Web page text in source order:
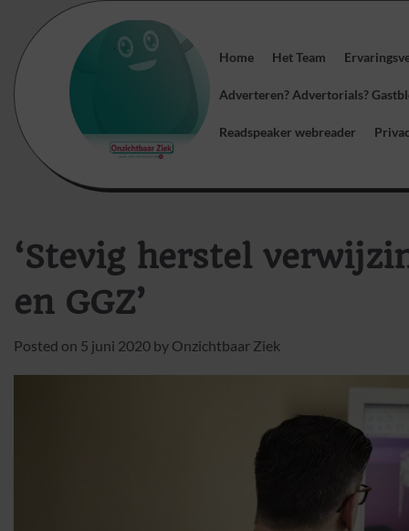
content
Home Het Team
Adverteren? Advertorials?
Readspeaker webreader
‘Stevig herstel
en GGZ’
Posted on 5 juni 2020 by Onzichtbaar Ziek